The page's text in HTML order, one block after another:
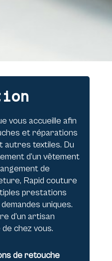
vous accueille afin
et réparations
autres textiles. Du
d’un vêtement
de
Rapid couture
prestations
uniques.
d’un artisan
chez vous.
de retouche